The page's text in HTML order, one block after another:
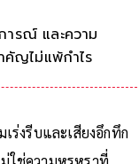
ารณ์ และความ
ญไม่แพ้กำไร
งรีบและเสียงอึกทึก